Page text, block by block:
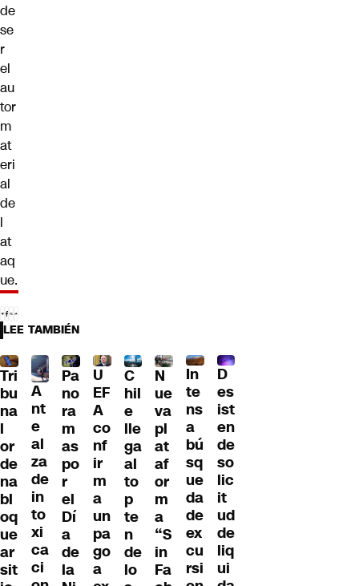
de
se
r
el
au
tor
m
at
eri
al
de
l
at
aq
ue.
LEE TAMBIÉN
Tri
bu
na
l
or
de
na
bl
oq
ue
ar
sit
A
nt
e
al
za
de
in
to
xi
ca
ci
Pa
no
ra
m
as
po
r
el
Dí
a
de
la
U
EF
A
co
nf
ir
m
a
un
pa
go
a
C
hil
e
lle
ga
al
to
p
te
n
de
lo
N
ue
va
pl
at
af
or
m
a
“S
in
Fa
In
te
ns
a
bú
sq
ue
da
de
ex
cu
rsi
D
es
ist
en
de
so
lic
it
ud
de
liq
ui